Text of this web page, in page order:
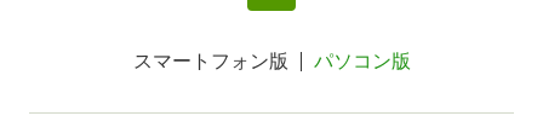
スマートフォン版 パソコン版